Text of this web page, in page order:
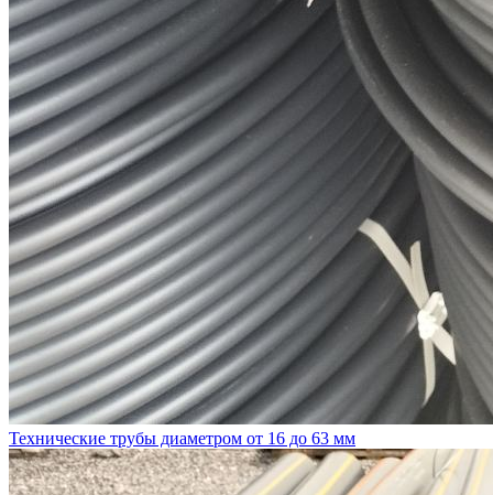
Технические трубы диаметром от 16 до 63 мм